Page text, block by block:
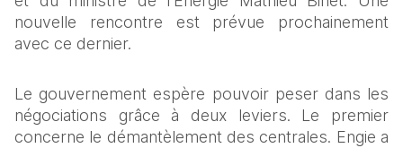
nouvelle rencontre est prévue prochainement
avec ce dernier.
Le gouvernement espère pouvoir peser dans les
négociations grâce à deux leviers. Le premier
concerne le démantèlement des centrales. Engie a